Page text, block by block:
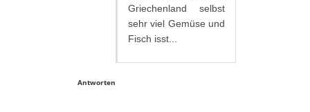
Griechenland selbst
sehr viel Gemüse und
Fisch isst...
Antworten